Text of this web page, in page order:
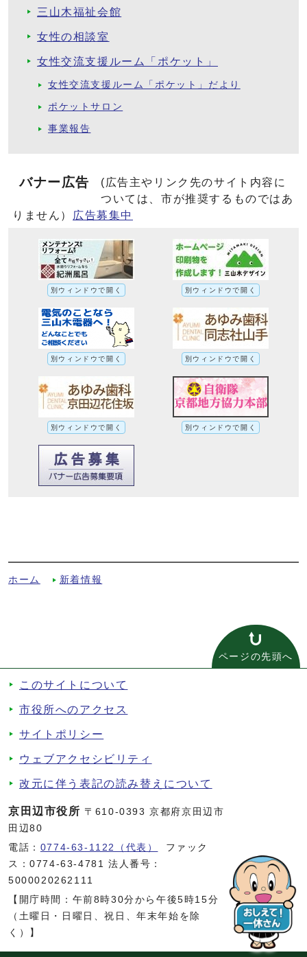
三山木福祉会館
女性の相談室
女性交流支援ルーム「ポケット」
女性交流支援ルーム「ポケット」だより
ポケットサロン
事業報告
バナー広告
(広告主やリンク先のサイト内容に
ついては、市が推奨するものではあ
りません）
広告募集中
別ウィンドウで開く 別ウィンドウで開く
別ウィンドウで開く 別ウィンドウで開く
別ウィンドウで開く 別ウィンドウで開く
ホーム 新着情報
ページの先頭へ
このサイトについて
市役所へのアクセス
サイトポリシー
ウェブアクセシビリティ
改元に伴う表記の読み替えについて
京田辺市役所 〒610-0393 京都府京田辺市
田辺80
電話： 0774-63-1122（代表）
ファック
ス：0774-63-4781 法人番号：
5000020262111
【開庁時間：午前8時30分から午後5時15分
（土曜日・日曜日、祝日、年末年始を除
く）】